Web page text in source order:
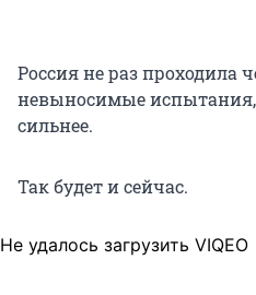
Россия не раз проходила
невыносимые испытания,
сильнее.
Так будет и сейчас.
Не удалось загрузить VIQEO